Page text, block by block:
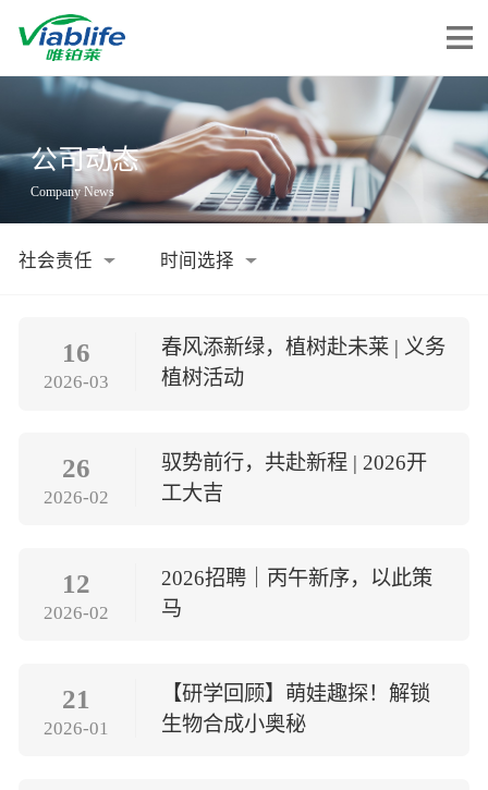
公司介绍
公司团队
公司动态
唯产品
健康食品
其他
唯创新
智能生物乐高平台
鸿鹄实验室
可持续发展
联系我们
公司动态
Company News
16
2026-03
春风添新绿，植树赴未莱 | 义务
植树活动
26
2026-02
驭势前行，共赴新程 | 2026开
工大吉
12
2026-02
2026招聘｜丙午新序，以此策
马
21
2026-01
【研学回顾】萌娃趣探！解锁
生物合成小奥秘